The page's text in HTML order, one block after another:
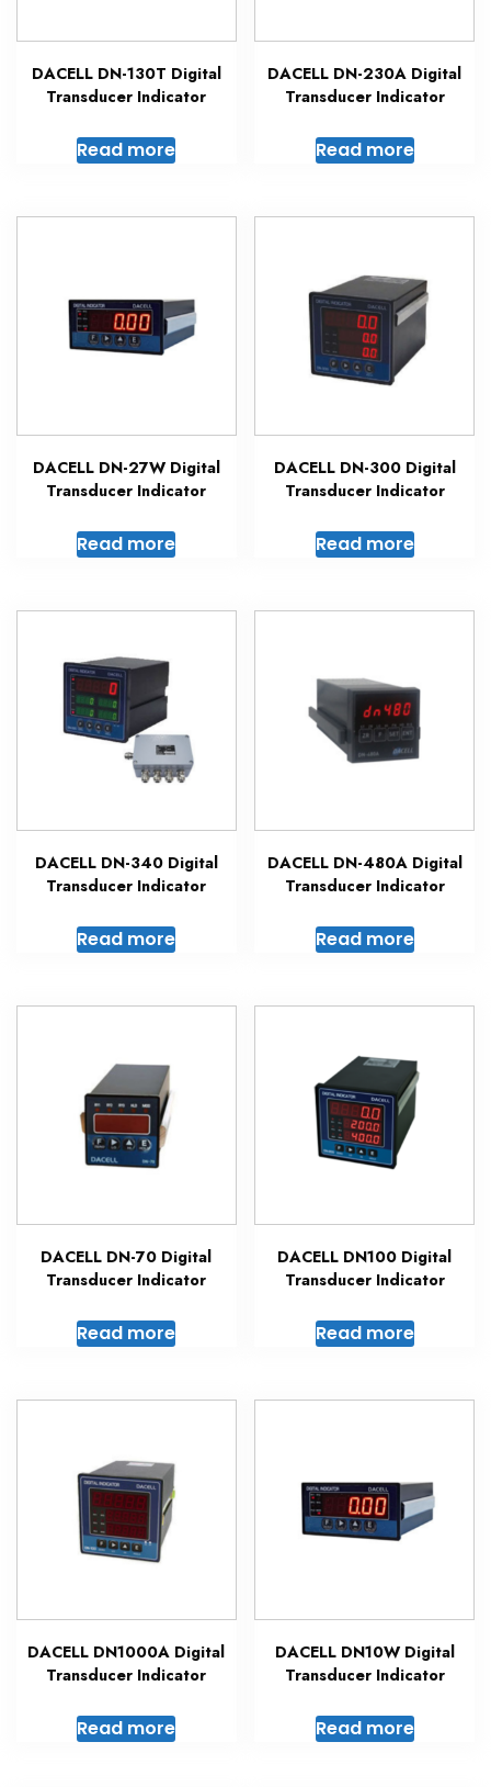
DACELL DN-130T Digital
Transducer Indicator
Read more
DACELL DN-230A Digital
Transducer Indicator
Read more
DACELL DN-27W Digital
Transducer Indicator
Read more
DACELL DN-300 Digital
Transducer Indicator
Read more
DACELL DN-340 Digital
Transducer Indicator
Read more
DACELL DN-480A Digital
Transducer Indicator
Read more
DACELL DN-70 Digital
Transducer Indicator
Read more
DACELL DN100 Digital
Transducer Indicator
Read more
DACELL DN1000A Digital
Transducer Indicator
Read more
DACELL DN10W Digital
Transducer Indicator
Read more